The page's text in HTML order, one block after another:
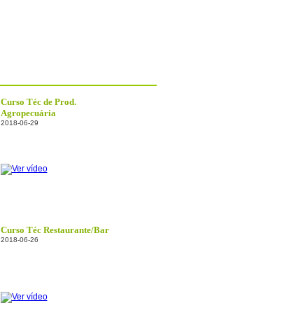
Curso Téc de Prod.
Agropecuária
2018-06-29
Curso Téc Restaurante/Bar
2018-06-26